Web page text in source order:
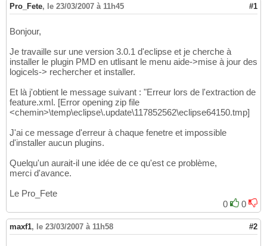
Pro_Fete, le 23/03/2007 à 11h45 #1
Bonjour,
Je travaille sur une version 3.0.1 d'eclipse et je cherche à
installer le plugin PMD en utlisant le menu aide->mise à jour des
logicels-> rechercher et installer.
Et là j'obtient le message suivant : "Erreur lors de l'extraction de
feature.xml. [Error opening zip file
<chemin>\temp\eclipse\.update\117852562\eclipse64150.tmp]
J'ai ce message d'erreur à chaque fenetre et impossible
d'installer aucun plugins.
Quelqu'un aurait-il une idée de ce qu'est ce problème,
merci d'avance.
Le Pro_Fete
0
0
maxf1, le 23/03/2007 à 11h58 #2